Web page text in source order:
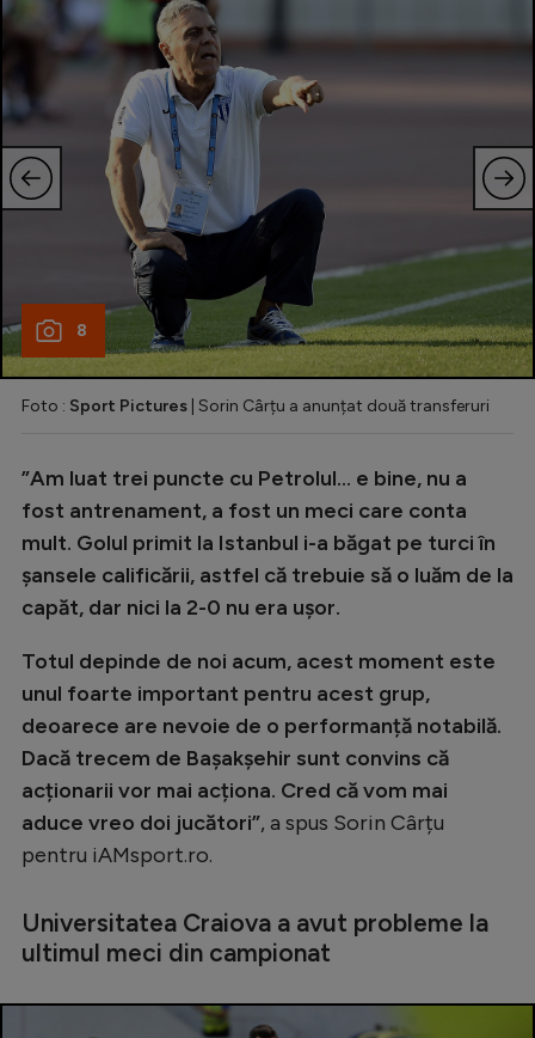
8
Foto : Sport Pictures | Sorin Cârțu a anunțat două transferuri
”Am luat trei puncte cu Petrolul... e bine, nu a
fost antrenament, a fost un meci care conta
mult. Golul primit la Istanbul i-a băgat pe turci în
șansele calificării, astfel că trebuie să o luăm de la
capăt, dar nici la 2-0 nu era ușor.
Totul depinde de noi acum, acest moment este
unul foarte important pentru acest grup,
deoarece are nevoie de o performanță notabilă.
Dacă trecem de Bașakșehir sunt convins că
acționarii vor mai acționa. Cred că vom mai
aduce vreo doi jucători”, a spus Sorin Cârțu
pentru iAMsport.ro.
Universitatea Craiova a avut probleme la
ultimul meci din campionat